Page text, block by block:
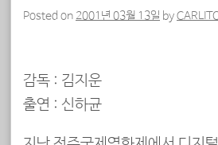
Posted on 2001년 03월 13일 by
감독 : 김지운
출연 : 신하균